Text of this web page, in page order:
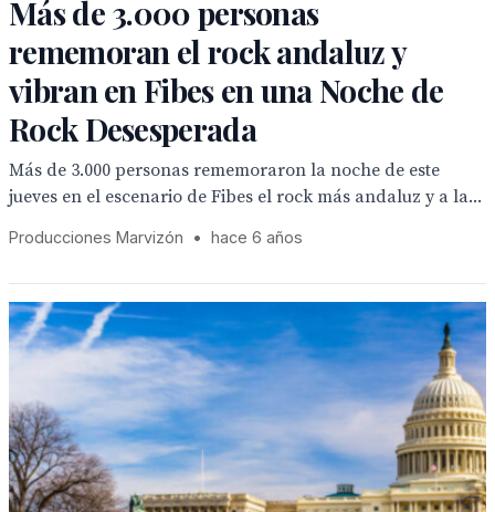
Más de 3.000 personas
rememoran el rock andaluz y
vibran en Fibes en una Noche de
Rock Desesperada
Más de 3.000 personas rememoraron la noche de este
jueves en el escenario de Fibes el rock más andaluz y a la...
Producciones Marvizón • hace 6 años